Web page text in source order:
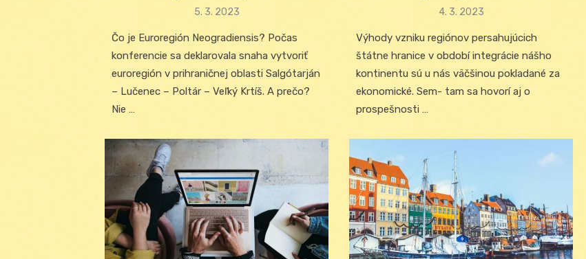
Posted
5. 3. 2023
Čo je Euroregión Neogradiensis? Počas
konferencie sa deklarovala snaha vytvoriť
euroregión v prihraničnej oblasti Salgótarján
– Lučenec – Poltár – Veľký Krtíš. A prečo?
Nie …
Posted
4. 3. 2023
Výhody vzniku regiónov persahujúcich
štátne hranice v období integrácie nášho
kontinentu sú u nás väčšinou pokladané za
ekonomické. Sem- tam sa hovorí aj o
prospešnosti …